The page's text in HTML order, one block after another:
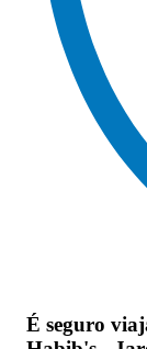
É seguro